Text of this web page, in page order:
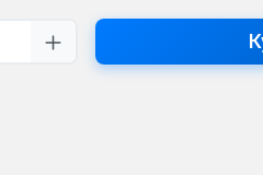
товару: Введіть